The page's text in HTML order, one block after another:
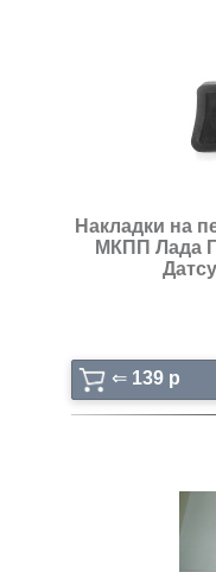
Накладки на
МКПП Лада
⇐ 139 p